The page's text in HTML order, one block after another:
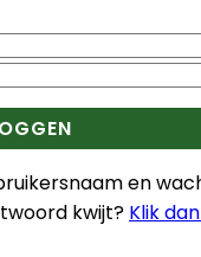
en
kwijt? Klik